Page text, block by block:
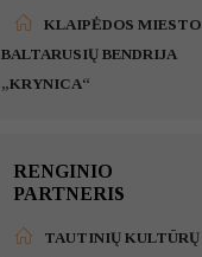
KLAIPĖDOS MIESTO
BALTARUSIŲ BENDRIJA
„KRYNICA“
RENGINIO
PARTNERIS
TAUTINIŲ KULTŪRŲ